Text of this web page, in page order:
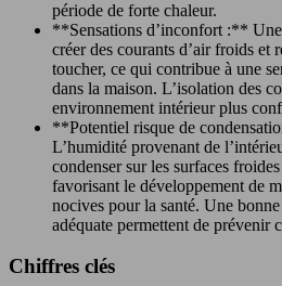
période de forte chaleur.
**Sensations d’inconfort :**
créer des courants d’air froids et
toucher, ce qui contribue à une
dans la maison. L’isolation des
environnement intérieur plus
**Potentiel risque de
L’humidité provenant de
condenser sur les surfaces
favorisant le développement de
nocives pour la santé. Une
adéquate permettent de prévenir
Chiffres clés